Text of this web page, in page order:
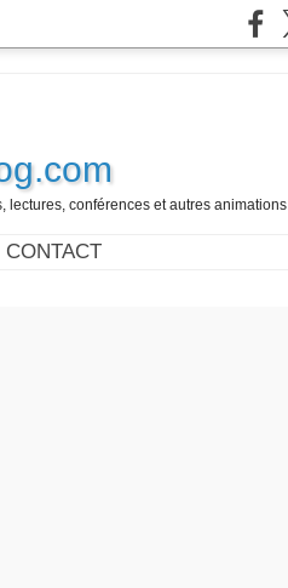
lectures, conférences et autres animations
CONTACT